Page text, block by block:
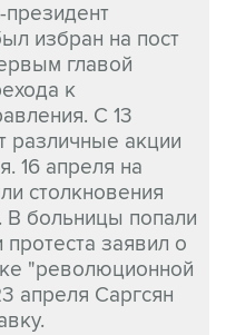
президент
избран на пост
главой
к
С 13
различные акции
16 апреля на
столкновения
В больницы попали
заявил о
"революционной
апреля Саргсян